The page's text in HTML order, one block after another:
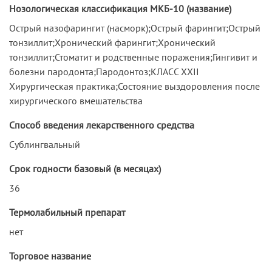
Нозологическая классификация МКБ-10 (название)
Острый назофарингит (насморк);Острый фарингит;Острый
тонзиллит;Хронический фарингит;Хронический
тонзиллит;Стоматит и родственные поражения;Гингивит и
болезни пародонта;Пародонтоз;КЛАСС XXII
Хирургическая практика;Состояние выздоровления после
хирургического вмешательства
Способ введения лекарственного средства
Сублингвальный
Срок годности базовый (в месяцах)
36
Термолабильный препарат
нет
Торговое название